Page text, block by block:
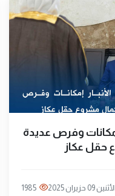
إمكانات وفرص عديدة
حقل عكاز
الأثنين 09 حزيران 2025 1985